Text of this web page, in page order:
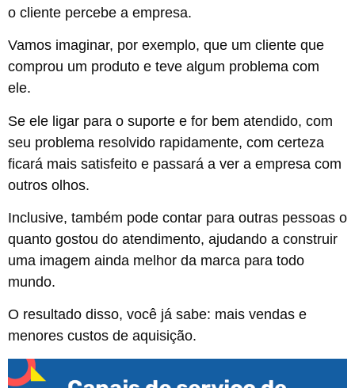
o cliente percebe a empresa.
Vamos imaginar, por exemplo, que um cliente que
comprou um produto e teve algum problema com
ele.
Se ele ligar para o suporte e for bem atendido, com
seu problema resolvido rapidamente, com certeza
ficará mais satisfeito e passará a ver a empresa com
outros olhos.
Inclusive, também pode contar para outras pessoas o
quanto gostou do atendimento, ajudando a construir
uma imagem ainda melhor da marca para todo
mundo.
O resultado disso, você já sabe: mais vendas e
menores custos de aquisição.